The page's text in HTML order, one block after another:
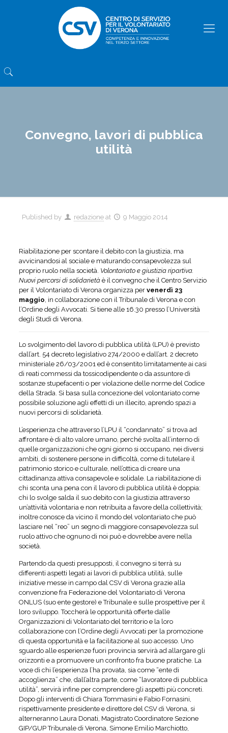
Convegno, lavori di pubblica
utilità
Published by redazione at 9 Maggio 2014
Riabilitazione per scontare il debito con la giustizia, ma
avvicinandosi al sociale e maturando consapevolezza sul
proprio ruolo nella società. Volontariato e giustizia ripartiva.
Nuovi percorsi di solidarietàè il convegno che il Centro Servizio
per il Volontariato di Verona organizza per venerdì 23
maggio, in collaborazione con il Tribunale di Verona e con
l’Ordine degli Avvocati. Si tiene alle 16.30 presso l’Università
degli Studi di Verona.
Lo svolgimento del lavoro di pubblica utilità (LPU) è previsto
dall’art. 54 decreto legislativo 274/2000 e dall’art. 2 decreto
ministeriale 26/03/2001 ed è consentito limitatamente ai casi
di reati commessi da tossicodipendente o da assuntore di
sostanze stupefacenti o per violazione delle norme del Codice
della Strada. Si basa sulla concezione del volontariato come
possibile soluzione agli effetti di un illecito, aprendo spazi a
nuovi percorsi di solidarietà.
L’esperienza che attraverso l’LPU il “condannato” si trova ad
affrontare è di alto valore umano, perché svolta all’interno di
quelle organizzazioni che ogni giorno si occupano, nei diversi
ambiti, di sostenere persone in difficoltà, come di tutelare il
patrimonio storico e culturale, nell’ottica di creare una
cittadinanza attiva consapevole e solidale. La riabilitazione di
chi sconta una pena con il lavoro di pubblica utilità è doppia:
chi lo svolge salda il suo debito con la giustizia attraverso
un’attività volontaria e non retribuita a favore della collettività;
inoltre conosce da vicino il mondo del volontariato che può
lasciare nel “reo” un segno di maggiore consapevolezza sul
ruolo attivo che ognuno di noi può e dovrebbe avere nella
società.
Partendo da questi presupposti, il convegno si terrà su
differenti aspetti legati ai lavori di pubblica utilità, sulle
iniziative messe in campo dal CSV di Verona grazie alla
convenzione fra Federazione del Volontariato di Verona
ONLUS (suo ente gestore) e Tribunale e sulle prospettive per il
loro sviluppo. Toccherà le opportunità offerte dalle
Organizzazioni di Volontariato del territorio e la loro
collaborazione con l’Ordine degli Avvocati per la promozione
di questa opportunità e la facilitazione al suo accesso. Uno
sguardo alle esperienze fuori provincia servirà ad allargare gli
orizzonti e a promuovere un confronto fra buone pratiche. La
voce di chi l’esperienza l’ha provata, sia come “ente di
accoglienza” che, dall’altra parte, come “lavoratore di pubblica
utilità”, servirà infine per comprendere gli aspetti più concreti.
Dopo gli interventi di Chiara Tommasini e Fabio Fornasini,
rispettivamente presidente e direttore del CSV di Verona, si
alterneranno Laura Donati, Magistrato Coordinatore Sezione
GIP/GUP Tribunale di Verona, Simone Emilio Marchiotto,